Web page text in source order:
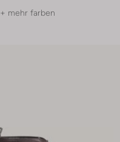
+ mehr farben